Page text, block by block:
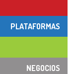
PLATAFORMAS
NEGOCIOS